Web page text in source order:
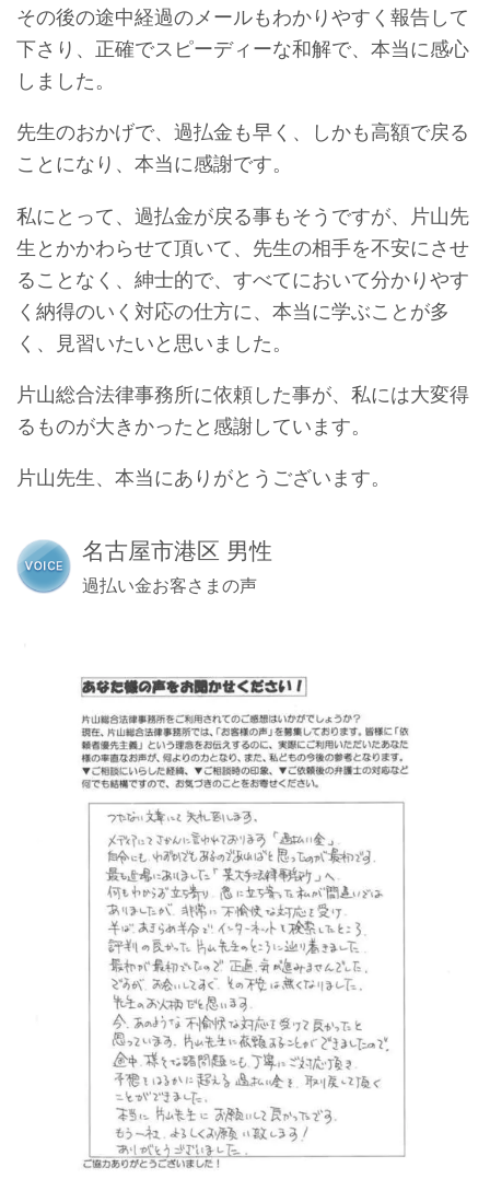
その後の途中経過のメールもわかりやすく報告して
下さり、正確でスピーディーな和解で、本当に感心
しました。
先生のおかげで、過払金も早く、しかも高額で戻る
ことになり、本当に感謝です。
私にとって、過払金が戻る事もそうですが、片山先
生とかかわらせて頂いて、先生の相手を不安にさせ
ることなく、紳士的で、すべてにおいて分かりやす
く納得のいく対応の仕方に、本当に学ぶことが多
く、見習いたいと思いました。
片山総合法律事務所に依頼した事が、私には大変得
るものが大きかったと感謝しています。
片山先生、本当にありがとうございます。
名古屋市港区 男性
過払い金お客さまの声